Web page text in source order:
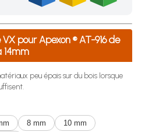
boîtes d'agrafes ou de pointes et
pour Apexon ® AT-916 de
14mm
peu épais sur du bois lorsque
8 mm
10 mm